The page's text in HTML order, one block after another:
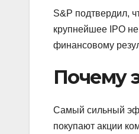
S&P подтвердил,
крупнейшее IPO
финансовому
Почему
Самый сильный
покупают акции